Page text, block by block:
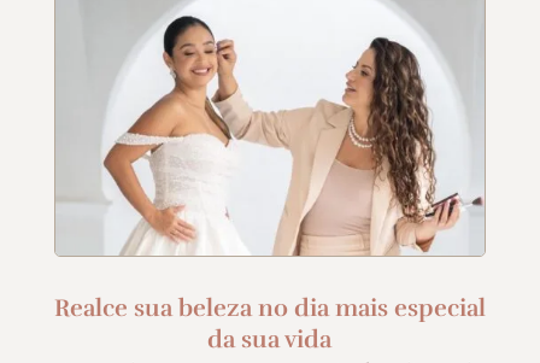
Realce sua beleza no dia mais especial
da sua vida